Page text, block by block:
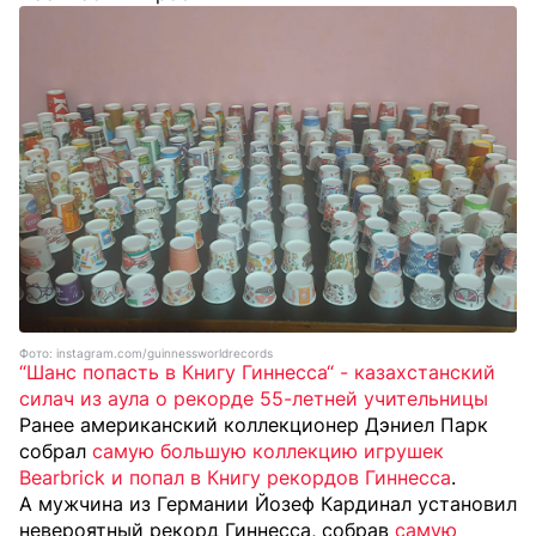
Фото: instagram.com/guinnessworldrecords
“Шанс попасть в Книгу Гиннесса“ - казахстанский
силач из аула о рекорде 55-летней учительницы
Ранее американский коллекционер Дэниел Парк
собрал самую большую коллекцию игрушек
Bearbrick и попал в Книгу рекордов Гиннесса.
А мужчина из Германии Йозеф Кардинал установил
невероятный рекорд Гиннесса, собрав самую